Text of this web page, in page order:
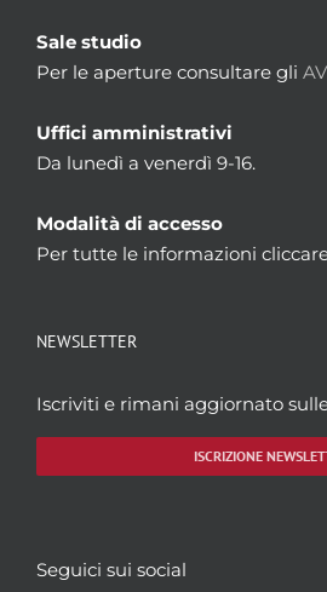
Sale studio
Per le aperture consultare gli
Uffici amministrativi
Da lunedì a venerdì 9-16.
Modalità di accesso
Per tutte le informazioni
NEWSLETTER
Iscriviti e rimani aggiornato
ISCRIZIONE
Seguici sui social